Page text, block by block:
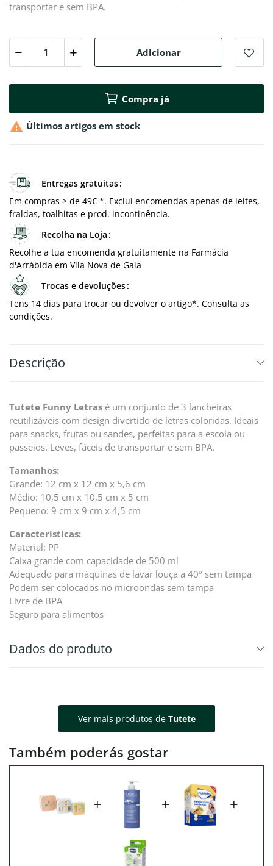
transportar e sem BPA.
Adicionar
Compra já
 Últimos artigos em stock
Entregas gratuitas
Em compras > de 49€ *. Exclui encomendas apenas de leites,
fraldas, toalhitas e prod. incontinência.
Recolha na Loja
Recolhe a tua encomenda gratuitamente na Farmácia
d'Arrábida em Vila Nova de Gaia
Trocas e devoluções
Tens 14 dias para trocar ou devolver o artigo*. Consulta as
condições.
Descrição
Tutete Funny Letras é um conjunto de 3 lancheiras
reutilizáveis com design divertido de letras coloridas. Ideais
para snacks, frutas ou sandes, perfeitas para a escola ou
passeios. Leves, fáceis de transportar e sem BPA.
Tamanhos:
Grande: 12 cm x 12 cm x 5,6 cm
Médio: 10,5 cm x 10,5 cm x 5 cm
Pequeno: 9 cm x 9 cm x 4,5 cm
Características:
Material: PP
Caixa grande com capacidade de 500 ml
Adequado para máquinas de lavar louça a 40º sem tampa
Podem ser colocados no microondas sem tampa
Livre de BPA
Seguro para alimentos
Dados do produto
Ver mais produtos de Tutete
Também poderás gostar
+ + +